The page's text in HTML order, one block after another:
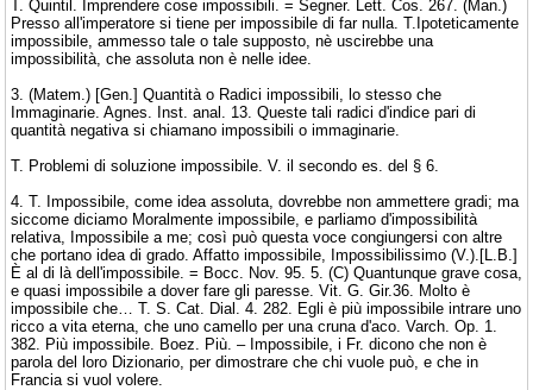
T. Quintil. Imprendere cose impossibili. = Segner. Lett. Cos. 267. (Man.)
Presso all'imperatore si tiene per impossibile di far nulla. T.Ipoteticamente
impossibile, ammesso tale o tale supposto, nè uscirebbe una
impossibilità, che assoluta non è nelle idee.
3. (Matem.) [Gen.] Quantità o Radici impossibili, lo stesso che
Immaginarie. Agnes. Inst. anal. 13. Queste tali radici d'indice pari di
quantità negativa si chiamano impossibili o immaginarie.
T. Problemi di soluzione impossibile. V. il secondo es. del § 6.
4. T. Impossibile, come idea assoluta, dovrebbe non ammettere gradi; ma
siccome diciamo Moralmente impossibile, e parliamo d'impossibilità
relativa, Impossibile a me; così può questa voce congiungersi con altre
che portano idea di grado. Affatto impossibile, Impossibilissimo (V.).[L.B.]
È al di là dell'impossibile. = Bocc. Nov. 95. 5. (C) Quantunque grave cosa,
e quasi impossibile a dover fare gli paresse. Vit. G. Gir.36. Molto è
impossibile che… T. S. Cat. Dial. 4. 282. Egli è più impossibile intrare uno
ricco a vita eterna, che uno camello per una cruna d'aco. Varch. Op. 1.
382. Più impossibile. Boez. Più. – Impossibile, i Fr. dicono che non è
parola del loro Dizionario, per dimostrare che chi vuole può, e che in
Francia si vuol volere.